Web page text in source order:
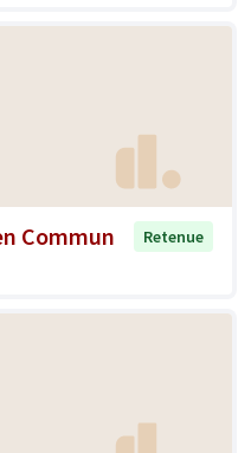
Commun
Retenue